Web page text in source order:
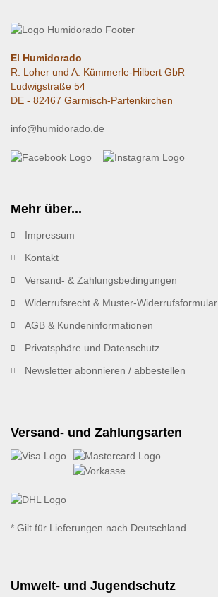
El Humidorado
R. Loher und A. Kümmerle-Hilbert GbR
Ludwigstraße 54
DE - 82467 Garmisch-Partenkirchen
info@humidorado.de
Mehr über...
Impressum
Kontakt
Versand- & Zahlungsbedingungen
Widerrufsrecht & Muster-Widerrufsformular
AGB & Kundeninformationen
Privatsphäre und Datenschutz
Newsletter abonnieren / abbestellen
Versand- und Zahlungsarten
* Gilt für Lieferungen nach Deutschland
Umwelt- und Jugendschutz